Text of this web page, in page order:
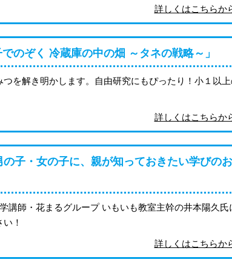
詳しくはこちら
のぞく 冷蔵庫の中の畑 ～タネの戦略～」
を解き明かします。自由研究にもぴったり！小１以
詳しくはこちら
子・女の子に、親が知っておきたい学びのお
講師・花まるグループ いもいも教室主幹の井本陽久氏
！
詳しくはこちら